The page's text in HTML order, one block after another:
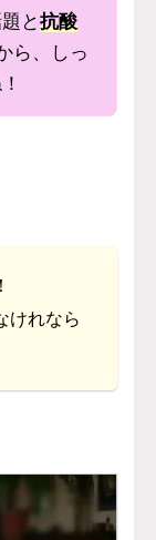
と抗酸
ら、しっ
けれなら